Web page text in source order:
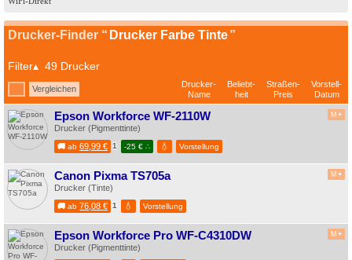
Drucker Farbe Tinte
Filter▴ 49 Drucker
Vergleichen
Drucker-
Name
Beliebt-
heit
Straßen-
Preis
Vorstell-
Datum
M +
Epson Workforce WF-2110W
Drucker (Pigmenttinte)
🚚 ab 69,99 € 1 -25 € ∴ 💧 Vorstellung
M +
Canon Pixma TS705a
Drucker (Tinte)
🚚 ab 76,08 € 1 💧 Vorstellung
M +
Epson Workforce Pro WF-C4310DW
Drucker (Pigmenttinte)